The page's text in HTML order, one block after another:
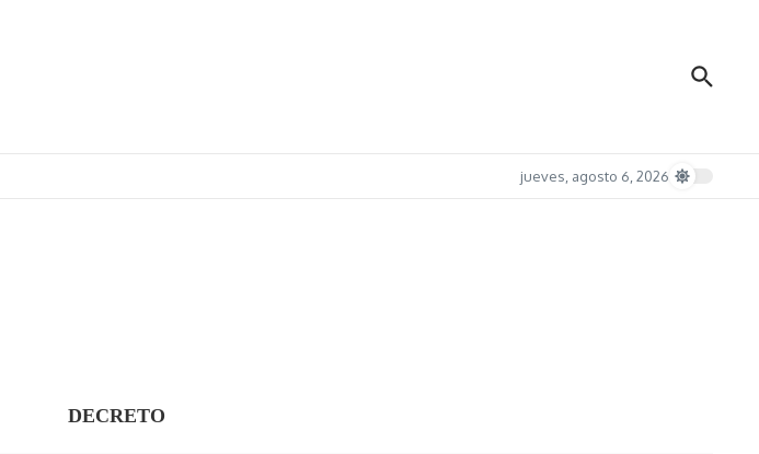
jueves, agosto 6, 2026
DECRETO